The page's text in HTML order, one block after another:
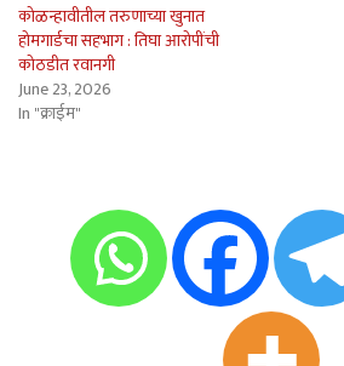
कोळन्हावीतील तरुणाच्या खुनात
होमगार्डचा सहभाग : तिघा आरोपींची
कोठडीत रवानगी
June 23, 2026
In "क्राईम"